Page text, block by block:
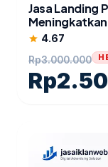
Jasa Landing
star 4.67
Rp3.000.000
Rp